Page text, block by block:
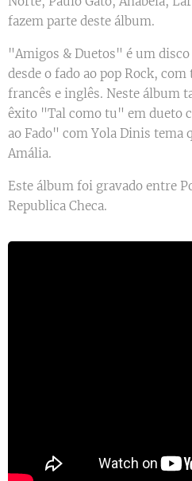
fazem parte deste álbum.
"Amigos & Duetos" é um
desde o fado ao pop Rock,
francês e inglês. Neste álbum
êxito "Tal como tu" em dueto
ao Fado" com Yola Dinis tema
Amália.
Este álbum foi gravado entre
Republica Checa.